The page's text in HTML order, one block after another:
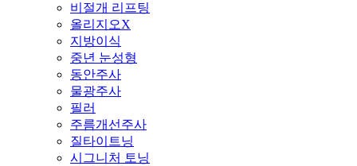
비절개 리프팅
올리지오X
지방이식
중년 눈성형
동안주사
물광주사
필러
주름개선주사
질타이트닝
시그니처 토닝